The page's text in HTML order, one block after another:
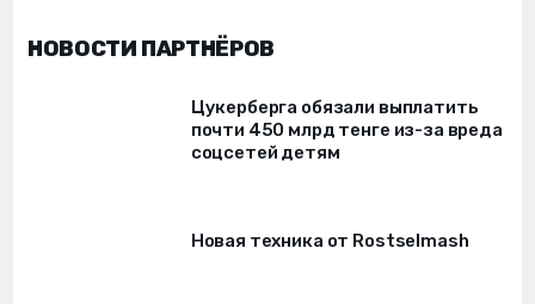
НОВОСТИ ПАРТНЁРОВ
Цукерберга обязали выплатить
почти 450 млрд тенге из-за вреда
соцсетей детям
Новая техника от Rostselmash